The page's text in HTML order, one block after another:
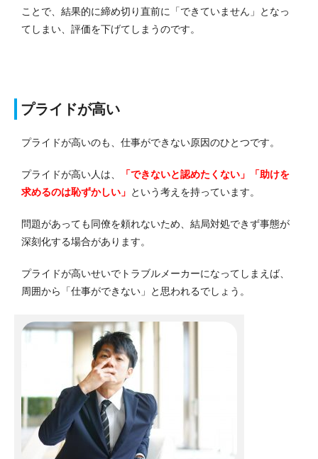
ことで、結果的に締め切り直前に「できていません」となっ
てしまい、評価を下げてしまうのです。
プライドが高い
プライドが高いのも、仕事ができない原因のひとつです。
プライドが高い人は、
「できないと認めたくない」「助けを
求めるのは恥ずかしい」 という考えを持っています。
問題があっても同僚を頼れないため、結局対処できず事態が
深刻化する場合があります。
プライドが高いせいでトラブルメーカーになってしまえば、
周囲から「仕事ができない」と思われるでしょう。